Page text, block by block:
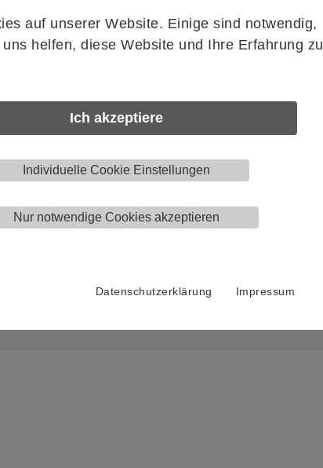
auf unserer Website. Einige sind notwendig,
helfen, diese Website und Ihre Erfahrung zu
Ich akzeptiere
Individuelle Cookie Einstellungen
Nur notwendige Cookies akzeptieren
Datenschutzerklärung Impressum
Menge